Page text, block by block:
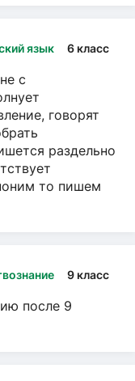
язык 6 класс
с
говорят
раздельно
то пишем
9 класс
после 9